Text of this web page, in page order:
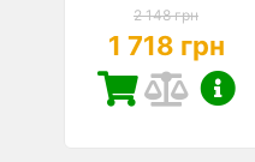
2 148 грн
1 718 грн